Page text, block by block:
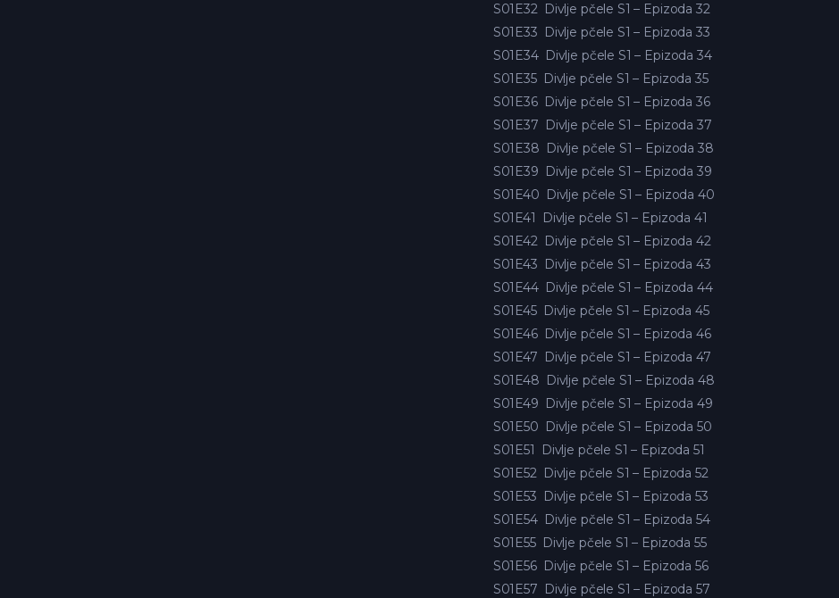
S01E32 Divlje pčele S1 – Epizoda 32
S01E33 Divlje pčele S1 – Epizoda 33
S01E34 Divlje pčele S1 – Epizoda 34
S01E35 Divlje pčele S1 – Epizoda 35
S01E36 Divlje pčele S1 – Epizoda 36
S01E37 Divlje pčele S1 – Epizoda 37
S01E38 Divlje pčele S1 – Epizoda 38
S01E39 Divlje pčele S1 – Epizoda 39
S01E40 Divlje pčele S1 – Epizoda 40
S01E41
Divlje pčele S1 – Epizoda 41
S01E42 Divlje pčele S1 – Epizoda 42
S01E43 Divlje pčele S1 – Epizoda 43
S01E44 Divlje pčele S1 – Epizoda 44
S01E45 Divlje pčele S1 – Epizoda 45
S01E46 Divlje pčele S1 – Epizoda 46
S01E47 Divlje pčele S1 – Epizoda 47
S01E48 Divlje pčele S1 – Epizoda 48
S01E49 Divlje pčele S1 – Epizoda 49
S01E50 Divlje pčele S1 – Epizoda 50
S01E51
Divlje pčele S1 – Epizoda 51
S01E52 Divlje pčele S1 – Epizoda 52
S01E53 Divlje pčele S1 – Epizoda 53
S01E54 Divlje pčele S1 – Epizoda 54
S01E55 Divlje pčele S1 – Epizoda 55
S01E56 Divlje pčele S1 – Epizoda 56
S01E57 Divlje pčele S1 – Epizoda 57